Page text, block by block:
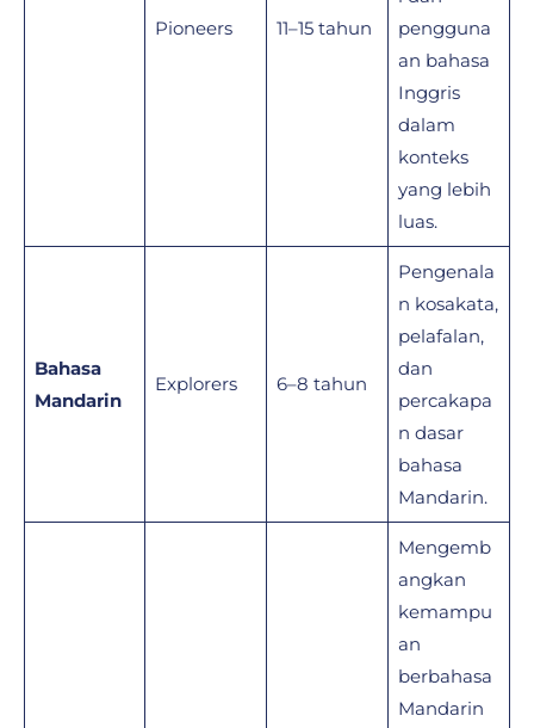
Pioneers 11–15 tahun
pengguna
an bahasa
Inggris
dalam
konteks
yang lebih
luas.
Bahasa
Mandarin
Explorers 6–8 tahun
Pengenala
n kosakata,
pelafalan,
dan
percakapa
n dasar
bahasa
Mandarin.
Mengemb
angkan
kemampu
an
berbahasa
Mandarin